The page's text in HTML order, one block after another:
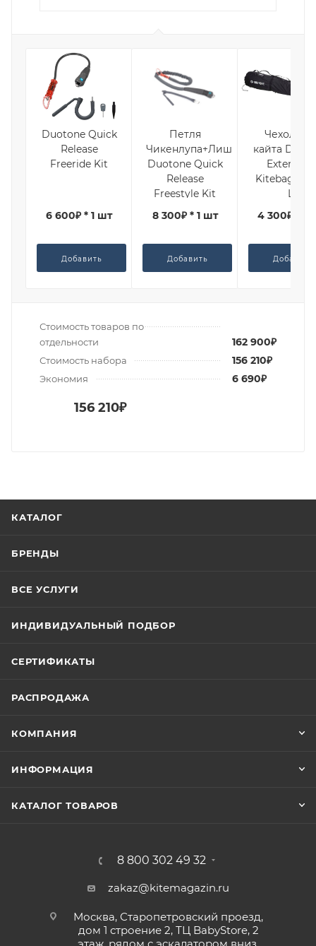
Duotone Quick
Release
Freeride Kit
6 600₽ * 1 шт
Добавить
Петля
Чикенлупа+Лиш
Duotone Quick
Release
Freestyle Kit
8 300₽ * 1 шт
Добавить
Чехол для
кайта
Extension
Kitebag
L
4 300₽ * 1
Добавить
Стоимость товаров по
отдельности
162 900₽
Стоимость набора 156 210₽
Экономия 6 690₽
156 210₽
КАТАЛОГ
БРЕНДЫ
ВСЕ УСЛУГИ
ИНДИВИДУАЛЬНЫЙ ПОДБОР
СЕРТИФИКАТЫ
РАСПРОДАЖА
КОМПАНИЯ
ИНФОРМАЦИЯ
КАТАЛОГ ТОВАРОВ
8 800 302 49 32
zakaz@kitemagazin.ru
Москва, Старопетровский проезд,
дом 1 строение 2, ТЦ BabyStore, 2